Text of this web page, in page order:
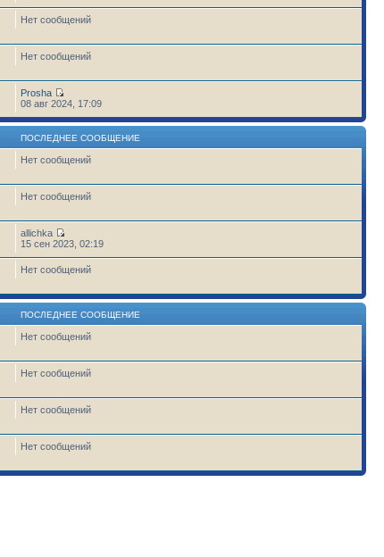
Нет сообщений
Нет сообщений
Prosha
08 авг 2024, 17:09
ПОСЛЕДНЕЕ СООБЩЕНИЕ
Нет сообщений
Нет сообщений
allichka
15 сен 2023, 02:19
Нет сообщений
ПОСЛЕДНЕЕ СООБЩЕНИЕ
Нет сообщений
Нет сообщений
Нет сообщений
Нет сообщений